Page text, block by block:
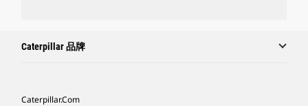
Caterpillar 品牌
Caterpillar.com